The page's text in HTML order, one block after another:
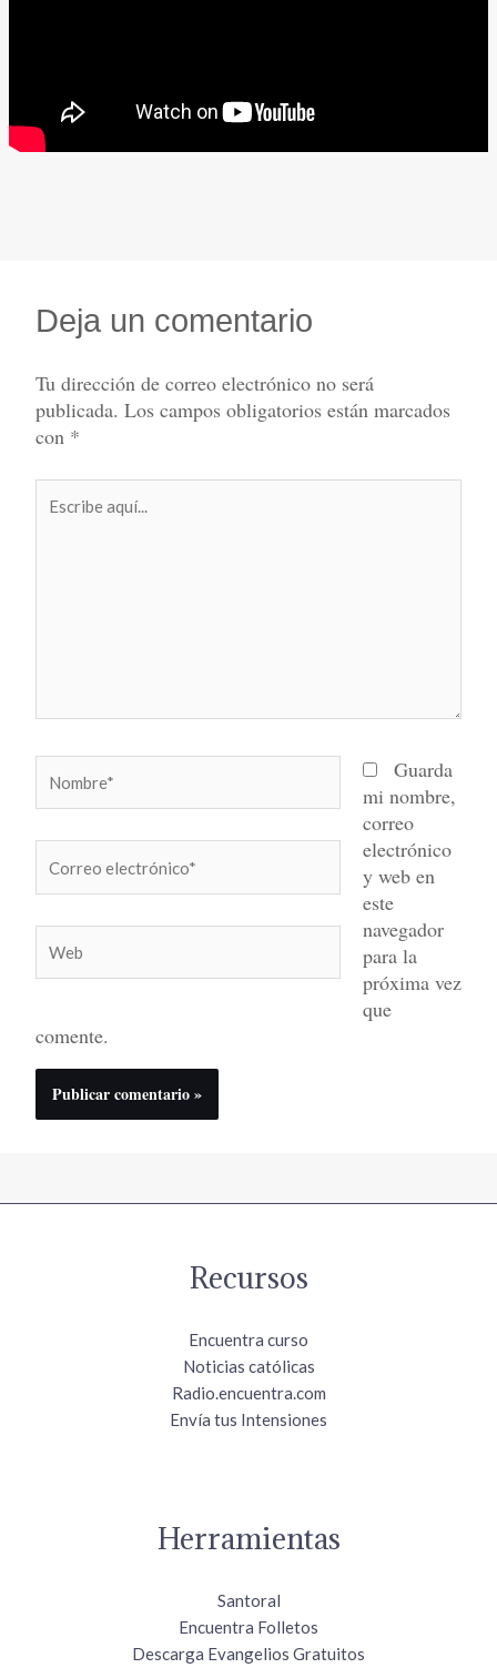
Deja un comentario
Tu dirección de correo electrónico no será
publicada. Los campos obligatorios están marcados
con *
aquí...
electrónico*
Guarda
mi nombre,
correo
electrónico
y web en
este
navegador
para la
próxima vez
que
comente.
Recursos
Encuentra curso
Noticias católicas
Radio.encuentra.com
Envía tus Intensiones
Herramientas
Santoral
Encuentra Folletos
Descarga Evangelios Gratuitos